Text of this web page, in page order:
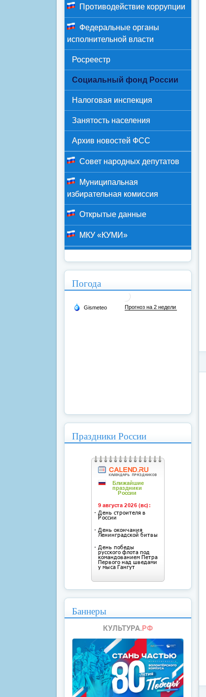
Противодействие коррупции
Федеральные органы
исполнительной власти
Росреестр
Социальный фонд России
Налоговая инспекция
Занятость населения
Архив новостей ФСС
Совет народных депутатов
Муниципальная
избирательная комиссия
Открытые данные
МКУ «КУМИ»
Погода
Праздники России
Баннеры